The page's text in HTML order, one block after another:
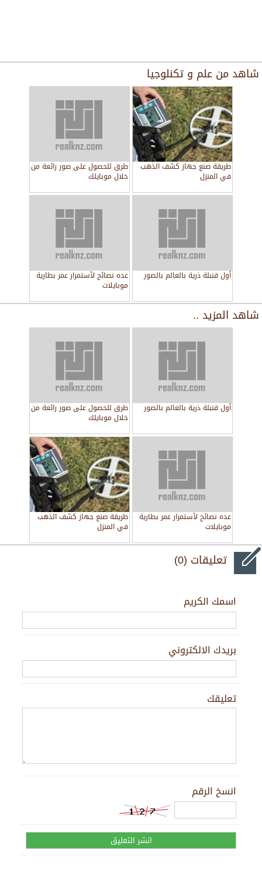
شاهد من علم و تكنلوجيا
طريقة صنع جهاز كشف الذهب
في المنزل
طرق للحصول على صور رائعة من
خلال موبايلك
أول قنبلة ذرية بالعالم بالصور عده نصائح لأستمرار عمر بطارية
موبايلات
شاهد المزيد ..
أول قنبلة ذرية بالعالم بالصور طرق للحصول على صور رائعة من
خلال موبايلك
عده نصائح لأستمرار عمر بطارية
موبايلات
طريقة صنع جهاز كشف الذهب
في المنزل
تعليقات (0)
اسمك الكريم
بريدك الالكتروني
تعليقك
انسخ الرقم